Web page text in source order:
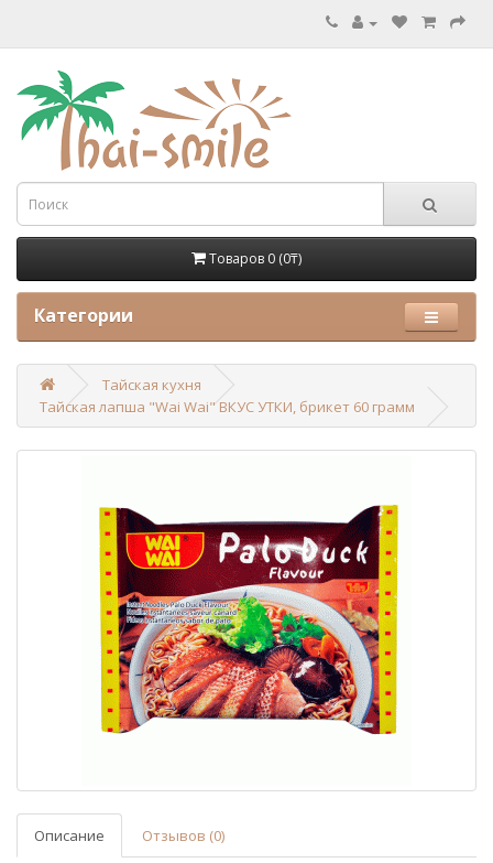
Товаров 0 (0₸)
Категории
Тайская кухня
Тайская лапша "Wai Wai" ВКУС УТКИ, брикет 60 грамм
Описание Отзывов (0)